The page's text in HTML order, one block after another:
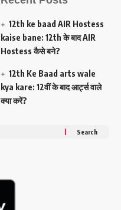
12th ke baad AIR Hostess
kaise bane: 12th के बाद AIR
Hostess कैसे बने?
12th Ke Baad arts wale
kya kare: 12वीं के बाद आर्ट्स वाले
क्या करें?